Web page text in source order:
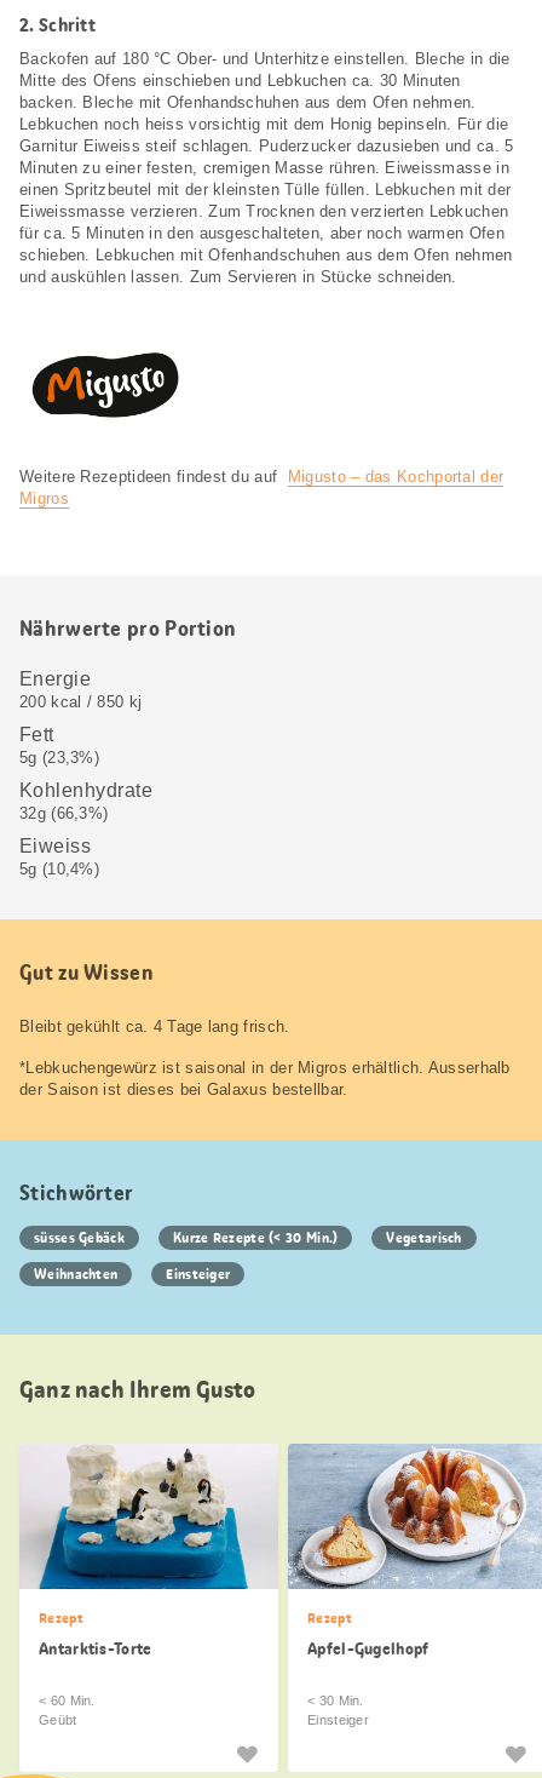
2.Schritt
Backofen auf 180 °C Ober- und Unterhitze einstellen. Bleche in die
Mitte des Ofens einschieben und Lebkuchen ca. 30 Minuten
backen. Bleche mit Ofenhandschuhen aus dem Ofen nehmen.
Lebkuchen noch heiss vorsichtig mit dem Honig bepinseln. Für die
Garnitur Eiweiss steif schlagen. Puderzucker dazusieben und ca. 5
Minuten zu einer festen, cremigen Masse rühren. Eiweissmasse in
einen Spritzbeutel mit der kleinsten Tülle füllen. Lebkuchen mit der
Eiweissmasse verzieren. Zum Trocknen den verzierten Lebkuchen
für ca. 5 Minuten in den ausgeschalteten, aber noch warmen Ofen
schieben. Lebkuchen mit Ofenhandschuhen aus dem Ofen nehmen
und auskühlen lassen. Zum Servieren in Stücke schneiden.
Weitere Rezeptideen findest du auf
Migusto – das Kochportal der
Migros
Nährwerte pro Portion
Energie
200 kcal / 850 kj
Fett
5g (23,3%)
Kohlenhydrate
32g (66,3%)
Eiweiss
5g (10,4%)
Gut zu Wissen
Bleibt gekühlt ca. 4 Tage lang frisch.
*Lebkuchengewürz ist saisonal in der Migros erhältlich. Ausserhalb
der Saison ist dieses bei Galaxus bestellbar.
Stichwörter
süsses Gebäck Kurze Rezepte (< 30 Min.)
Vegetarisch
Weihnachten
Einsteiger
Ganz nach Ihrem Gusto
Rezept
Antarktis-Torte
< 60 Min.
Geübt
Rezept
Apfel-Gugelhopf
< 30 Min.
Einsteiger